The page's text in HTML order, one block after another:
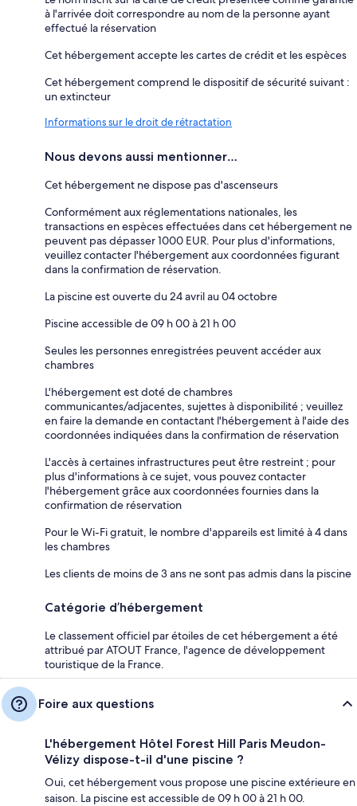
à l'arrivée doit correspondre au nom de la personne ayant
effectué la réservation
Cet hébergement accepte les cartes de crédit et les espèces
Cet hébergement comprend le dispositif de sécurité suivant :
un extincteur
Informations sur le droit de rétractation
Nous devons aussi mentionner…
Cet hébergement ne dispose pas d'ascenseurs
Conformément aux réglementations nationales, les
transactions en espèces effectuées dans cet hébergement ne
peuvent pas dépasser 1000 EUR. Pour plus d'informations,
veuillez contacter l'hébergement aux coordonnées figurant
dans la confirmation de réservation.
La piscine est ouverte du 24 avril au 04 octobre
Piscine accessible de 09 h 00 à 21 h 00
Seules les personnes enregistrées peuvent accéder aux
chambres
L'hébergement est doté de chambres
communicantes/adjacentes, sujettes à disponibilité ; veuillez
en faire la demande en contactant l'hébergement à l'aide des
coordonnées indiquées dans la confirmation de réservation
L'accès à certaines infrastructures peut être restreint ; pour
plus d'informations à ce sujet, vous pouvez contacter
l'hébergement grâce aux coordonnées fournies dans la
confirmation de réservation
Pour le Wi-Fi gratuit, le nombre d'appareils est limité à 4 dans
les chambres
Les clients de moins de 3 ans ne sont pas admis dans la piscine
Catégorie d’hébergement
Le classement officiel par étoiles de cet hébergement a été
attribué par ATOUT France, l'agence de développement
touristique de la France.
Foire aux questions
L'hébergement Hôtel Forest Hill Paris Meudon-
Vélizy dispose-t-il d'une piscine ?
Oui, cet hébergement vous propose une piscine extérieure en
saison. La piscine est accessible de 09 h 00 à 21 h 00.